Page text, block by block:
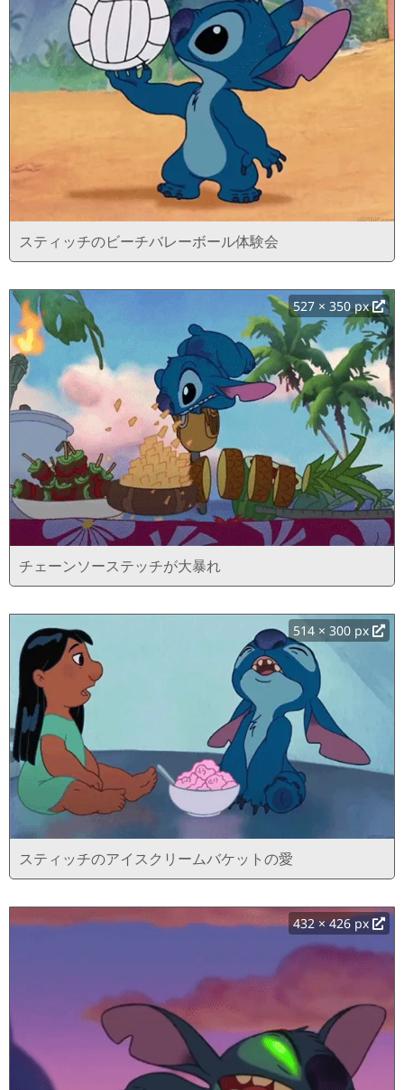
スティッチのビーチバレーボール体験会
527 × 350 px
チェーンソーステッチが大暴れ
514 × 300 px
スティッチのアイスクリームバケットの愛
432 × 426 px